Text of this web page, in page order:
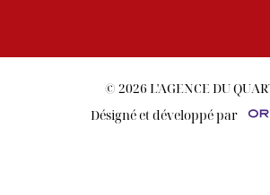
© 2026 L'AGENCE DU
Désigné et développé par